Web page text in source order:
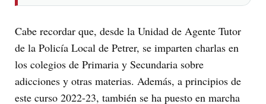
Cabe recordar que, desde la Unidad de Agente Tutor
de la Policía Local de Petrer, se imparten charlas en
los colegios de Primaria y Secundaria sobre
adicciones y otras materias. Además, a principios de
este curso 2022-23, también se ha puesto en marcha